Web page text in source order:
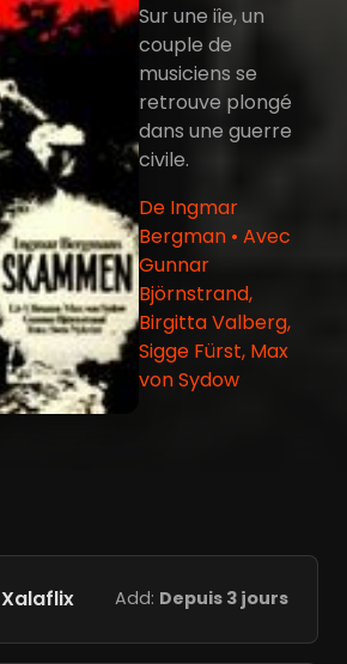
Sur une iîe, un
couple de
musiciens se
retrouve plongé
dans une guerre
civile.
De Ingmar
Bergman • Avec
Gunnar
Björnstrand,
Birgitta Valberg,
Sigge Fürst, Max
von Sydow
Xalaflix Add: Depuis 3 jours